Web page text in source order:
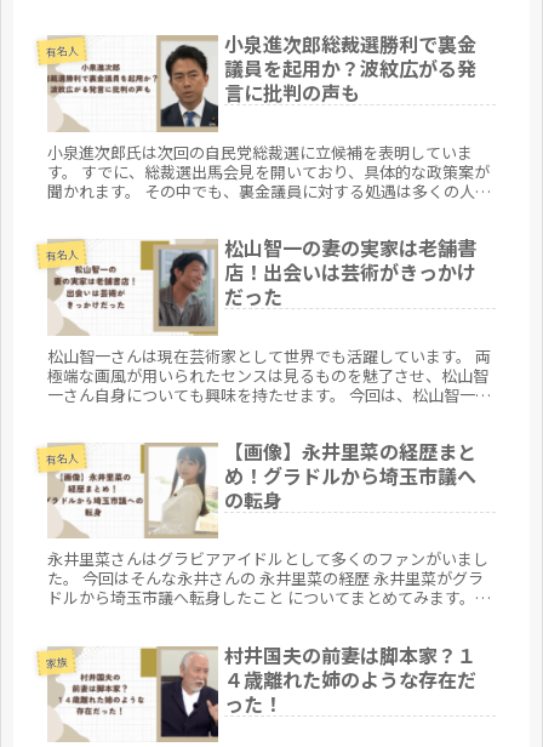
みます。
有名人
小泉進次郎総裁選勝利で裏金
議員を起用か？波紋広がる発
言に批判の声も
小泉進次郎氏は次回の自民党総裁選に立候補を表明していま
す。 すでに、総裁選出馬会見を開いており、具体的な政策案が
聞かれます。 その中でも、裏金議員に対する処遇は多くの人が
有名人
松山智一の妻の実家は老舗書
店！出会いは芸術がきっかけ
だった
松山智一さんは現在芸術家として世界でも活躍しています。 両
極端な画風が用いられたセンスは見るものを魅了させ、松山智
一さん自身についても興味を持たせます。 今回は、松山智一さ
有名人
【画像】永井里菜の経歴まと
め！グラドルから埼玉市議へ
の転身
永井里菜さんはグラビアアイドルとして多くのファンがいまし
た。 今回はそんな永井さんの 永井里菜の経歴 永井里菜がグラ
ドルから埼玉市議へ転身したこと についてまとめてみます。
家族
村井国夫の前妻は脚本家？１
４歳離れた姉のような存在だ
った！